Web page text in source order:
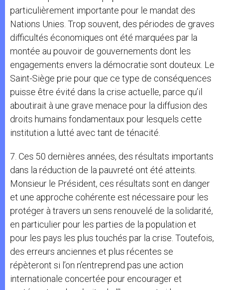
particulièrement importante pour le mandat des
Nations Unies. Trop souvent, des périodes de graves
difficultés économiques ont été marquées par la
montée au pouvoir de gouvernements dont les
engagements envers la démocratie sont douteux. Le
Saint-Siège prie pour que ce type de conséquences
puisse être évité dans la crise actuelle, parce qu’il
aboutirait à une grave menace pour la diffusion des
droits humains fondamentaux pour lesquels cette
institution a lutté avec tant de ténacité.
7. Ces 50 dernières années, des résultats importants
dans la réduction de la pauvreté ont été atteints.
Monsieur le Président, ces résultats sont en danger
et une approche cohérente est nécessaire pour les
protéger à travers un sens renouvelé de la solidarité,
en particulier pour les parties de la population et
pour les pays les plus touchés par la crise. Toutefois,
des erreurs anciennes et plus récentes se
répèteront si l’on n’entreprend pas une action
internationale concertée pour encourager et